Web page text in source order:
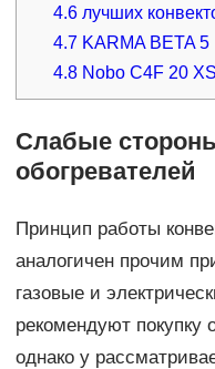
4.6 лучших
4.7 KARMA BETA 5
4.8 Nobo C4F 20
Слабые
обогревателей
Принцип работы
аналогичен прочим
газовые и
рекомендуют покупку
однако у